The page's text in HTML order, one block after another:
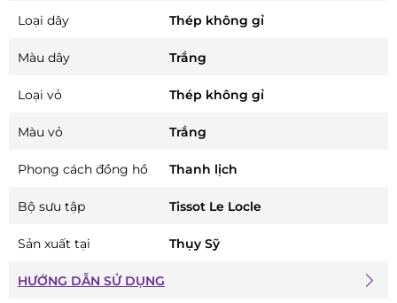
Loại dây Thép không gỉ
Màu dây Trắng
Loại vỏ Thép không gỉ
Màu vỏ Trắng
Phong cách đồng hồ Thanh lịch
Bộ sưu tập Tissot Le Locle
Sản xuất tại Thụy Sỹ
HƯỚNG DẪN SỬ DỤNG